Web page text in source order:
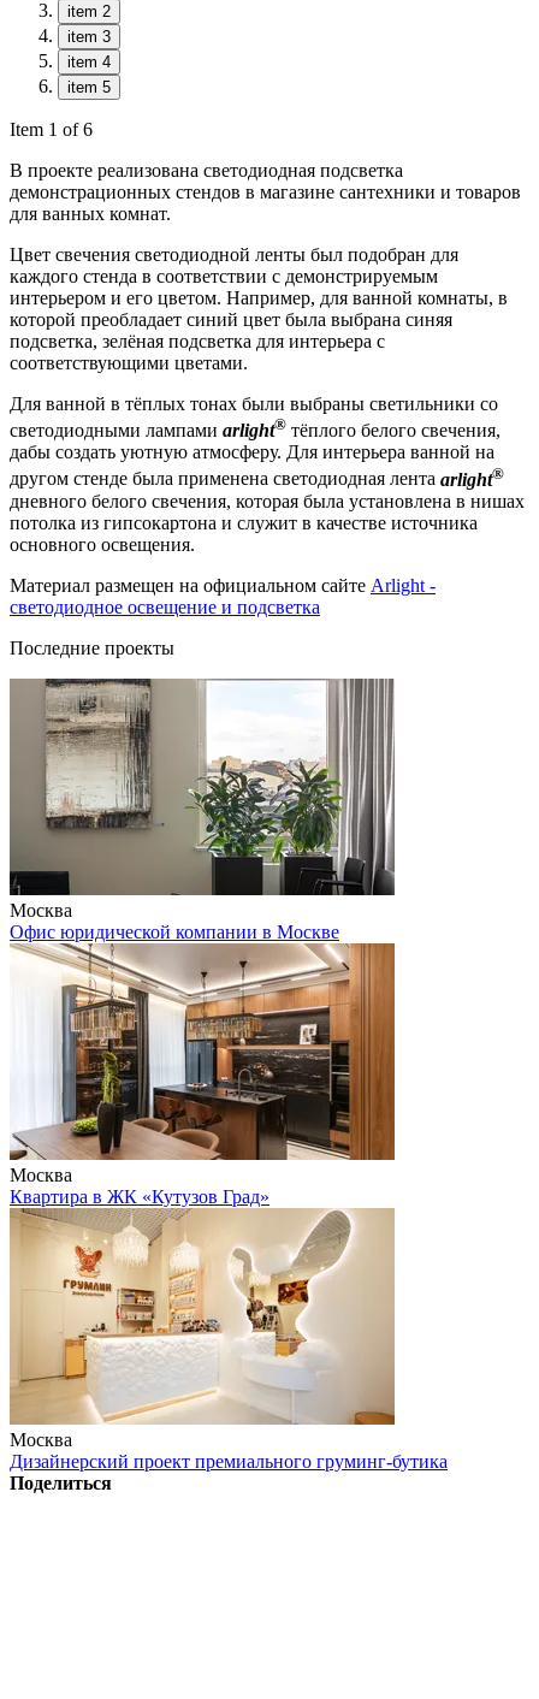
item 2
item 3
item 4
item 5
Item 1 of 6
В проекте реализована светодиодная подсветка
демонстрационных стендов в магазине сантехники и товаров
для ванных комнат.
Цвет свечения светодиодной ленты был подобран для
каждого стенда в соответствии с демонстрируемым
интерьером и его цветом. Например, для ванной комнаты, в
которой преобладает синий цвет была выбрана синяя
подсветка, зелёная подсветка для интерьера с
соответствующими цветами.
Для ванной в тёплых тонах были выбраны светильники со
светодиодными лампами arlight® тёплого белого свечения,
дабы создать уютную атмосферу. Для интерьера ванной на
другом стенде была применена светодиодная лента arlight®
дневного белого свечения, которая была установлена в нишах
потолка из гипсокартона и служит в качестве источника
основного освещения.
Материал размещен на официальном сайте Arlight -
светодиодное освещение и подсветка
Последние проекты
Москва
Офис юридической компании в Москве
Москва
Квартира в ЖК «Кутузов Град»
Москва
Дизайнерский проект премиального груминг-бутика
Поделиться